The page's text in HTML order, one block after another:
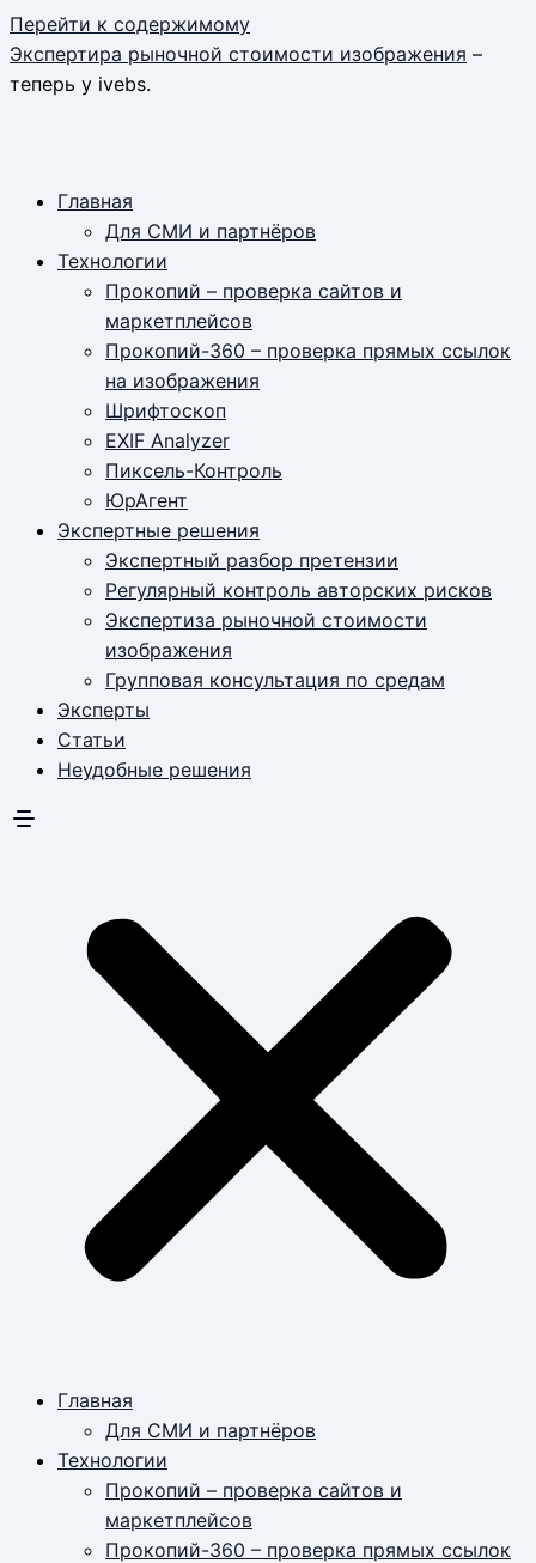
Перейти к содержимому
Экспертира рыночной стоимости изображения –
теперь у ivebs.
Главная
Для СМИ и партнёров
Технологии
Прокопий – проверка сайтов и
маркетплейсов
Прокопий-360 – проверка прямых ссылок
на изображения
Шрифтоскоп
EXIF Analyzer
Пиксель-Контроль
ЮрАгент
Экспертные решения
Экспертный разбор претензии
Регулярный контроль авторских рисков
Экспертиза рыночной стоимости
изображения
Групповая консультация по средам
Эксперты
Статьи
Неудобные решения
Главная
Для СМИ и партнёров
Технологии
Прокопий – проверка сайтов и
маркетплейсов
Прокопий-360 – проверка прямых ссылок